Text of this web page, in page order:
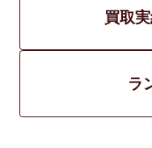
買取
ラ